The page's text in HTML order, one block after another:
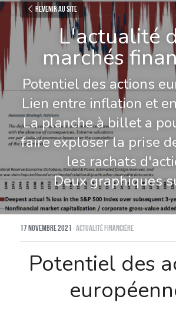
Revenir au site
L'actualité
marchés
Potentiel des actions
Lien entre inflation et
La planche à billet a
faire exploser la prise
les rachats
Deux graphiques
17 novembre 2021·Actualité financière
Potentiel des